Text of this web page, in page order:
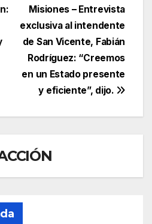
Misiones – Entrevista
exclusiva al intendente
de San Vicente, Fabián
Rodríguez: “Creemos
en un Estado presente
y eficiente”, dijo.